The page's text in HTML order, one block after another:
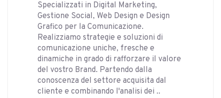
Specializzati in Digital Marketing,
Gestione Social, Web Design e Design
Grafico per la Comunicazione.
Realizziamo strategie e soluzioni di
comunicazione uniche, fresche e
dinamiche in grado di rafforzare il valore
del vostro Brand. Partendo dalla
conoscenza del settore acquisita dal
cliente e combinando l'analisi dei ..